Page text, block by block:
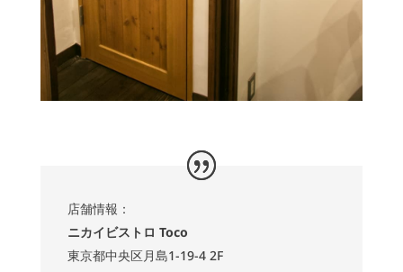
店舗情報：
ニカイビストロ Toco
東京都中央区月島1-19-4 2F